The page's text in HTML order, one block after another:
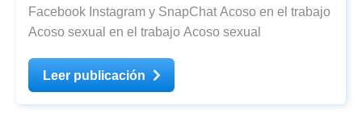
Facebook Instagram y SnapChat Acoso en el trabajo
Acoso sexual en el trabajo Acoso sexual
Leer publicación